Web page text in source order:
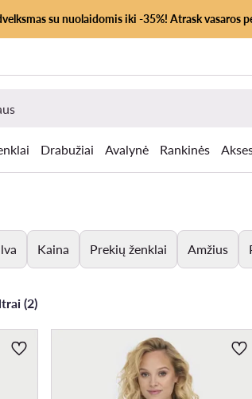
su nuolaidomis iki -35%! Atrask vasaros
Drabužiai Avalynė Rankinės
Kaina Prekių ženklai Amžius
(2)